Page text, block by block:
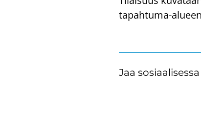
tapahtuma-​
Jaa